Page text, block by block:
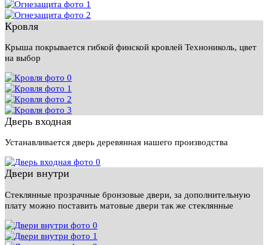
Кровля
Крыша покрывается гибкой финской кровлей Технониколь, цвет
на выбор
Дверь входная
Устанавливается дверь деревянная нашего производства
Двери внутри
Стеклянные прозрачные бронзовые двери, за дополнительную
плату можно поставить матовые двери так же стеклянные